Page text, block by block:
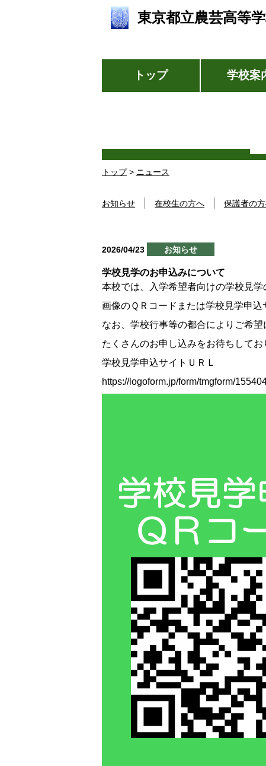
東京都立農芸高等
トップ 学校案
トップ> ニュース
お知らせ 在校生の方へ 保護者の
2026/04/23 お知らせ
学校見学のお申込みについて
本校では、入学希望者向けの学校見
画像のＱＲコードまたは学校見学申
なお、学校行事等の都合によりご希
たくさんのお申し込みをお待ちしてお
学校見学申込サイトＵＲＬ
https://logoform.jp/form/tmgform/